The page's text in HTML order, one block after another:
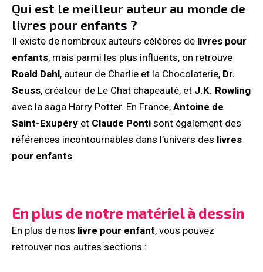
Qui est le meilleur auteur au monde de
livres pour enfants ?
Il existe de nombreux auteurs célèbres de livres pour
enfants, mais parmi les plus influents, on retrouve
Roald Dahl, auteur de Charlie et la Chocolaterie, Dr.
Seuss, créateur de Le Chat chapeauté, et J.K. Rowling
avec la saga Harry Potter. En France, Antoine de
Saint-Exupéry et Claude Ponti sont également des
références incontournables dans l’univers des livres
pour enfants.
En plus de notre matériel à dessin
En plus de nos livre pour enfant, vous pouvez
retrouver nos autres sections :